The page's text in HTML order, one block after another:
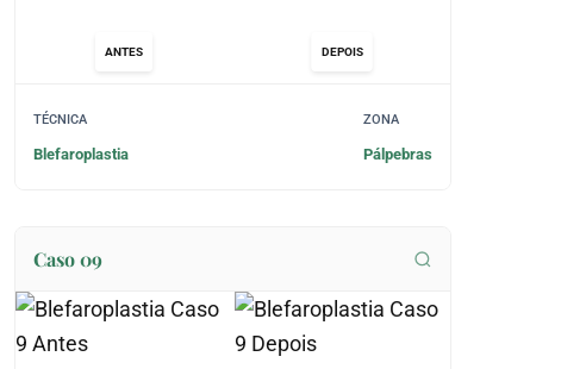
ANTES DEPOIS
TÉCNICA
Blefaroplastia
ZONA
Pálpebras
Caso 09